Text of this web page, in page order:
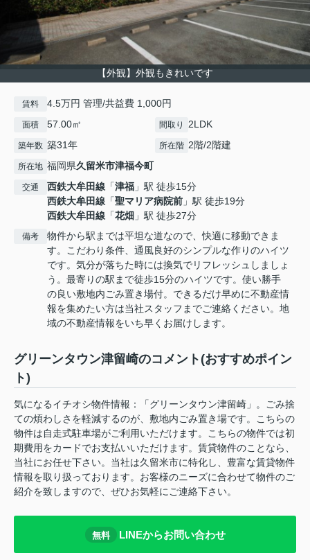
【外観】外観もきれいです
賃料 4.5万円 管理/共益費 1,000円
面積 57.00㎡ 間取り 2LDK
築年数 築31年 所在階 2階/2階建
所在地 福岡県久留米市津福今町
交通 西鉄大牟田線 「津福 」駅 徒歩15分
西鉄大牟田線 「聖マリア病院前 」駅 徒歩19分
西鉄大牟田線 「花畑 」駅 徒歩27分
備考
物件から駅までは平坦な道なので、快適に移動できま
す。こだわり条件、通風良好のシンプルな作りのハイツ
です。気分が落ちた時には換気でリフレッシュしましょ
う。最寄りの駅まで徒歩15分のハイツです。使い勝手
の良い敷地内ごみ置き場付。できるだけ早めに不動産情
報を集めたい方は当社スタッフまでご連絡ください。地
域の不動産情報をいち早くお届けします。
グリーンタウン津留崎のコメント(おすすめポイン
ト)
気になるイチオシ物件情報：「グリーンタウン津留崎」。ごみ捨
ての煩わしさを軽減するのが、敷地内ごみ置き場です。こちらの
物件は自走式駐車場がご利用いただけます。こちらの物件では初
期費用をカードでお支払いいただけます。賃貸物件のことなら、
当社にお任せ下さい。当社は久留米市に特化し、豊富な賃貸物件
情報を取り扱っております。お客様のニーズに合わせて物件のご
紹介を致しますので、ぜひお気軽にご連絡下さい。
無料 LINEからお問い合わせ